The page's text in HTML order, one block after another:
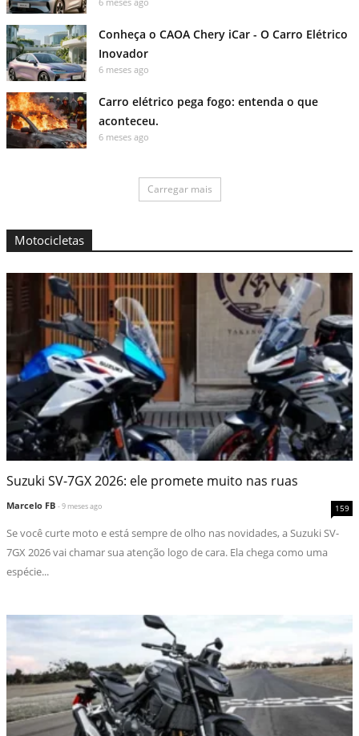
Conheça o CAOA Chery iCar - O Carro Elétrico
Inovador
6 meses ago
Carro elétrico pega fogo: entenda o que
aconteceu.
6 meses ago
Carregar mais
Motocicletas
Suzuki SV-7GX 2026: ele promete muito nas ruas
Marcelo FB - 9 meses ago 159
Se você curte moto e está sempre de olho nas novidades, a Suzuki SV-
7GX 2026 vai chamar sua atenção logo de cara. Ela chega como uma
espécie...